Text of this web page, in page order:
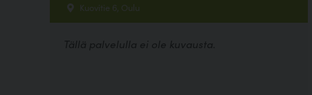
Kuovitie 6, Oulu
Tällä palvelulla ei ole kuvausta.